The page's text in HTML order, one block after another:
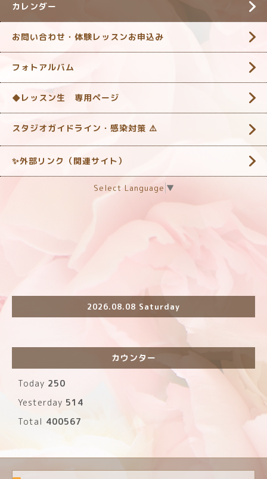
カレンダー
お問い合わせ・体験レッスンお申込み
フォトアルバム
◆レッスン生 専用ページ
スタジオガイドライン・感染対策 ‎⚠️
✨外部リンク（関連サイト）
Select Language ▼
2026.08.08 Saturday
カウンター
Today 250
Yesterday 514
Total 400567